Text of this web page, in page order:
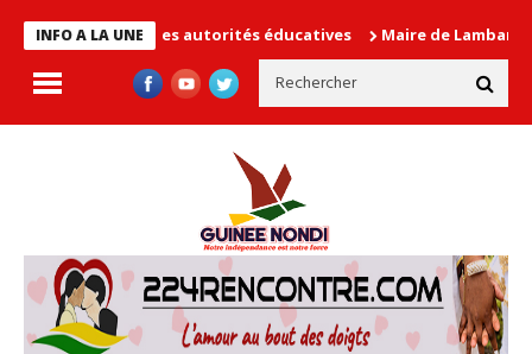
INFO A LA UNE
les autorités éducatives Maire de Lambanyi : Baba Alimou